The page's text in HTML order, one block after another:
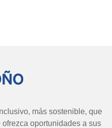
más sostenible, que
oportunidades a sus